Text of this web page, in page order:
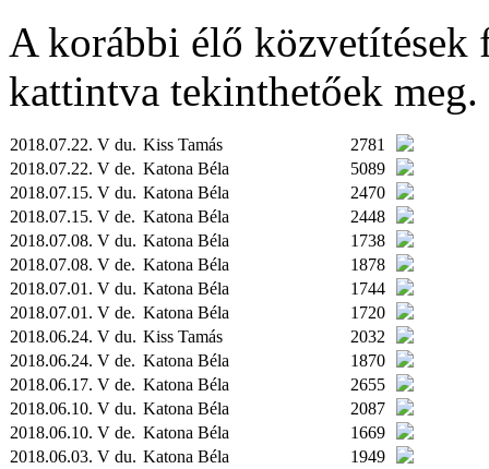
A korábbi élő közvetítések
kattintva tekinthetőek meg.
2018.07.22. V du. Kiss Tamás
2781
2018.07.22. V de. Katona Béla
5089
2018.07.15. V du. Katona Béla
2470
2018.07.15. V de. Katona Béla
2448
2018.07.08. V du. Katona Béla
1738
2018.07.08. V de. Katona Béla
1878
2018.07.01. V du. Katona Béla
1744
2018.07.01. V de. Katona Béla
1720
2018.06.24. V du. Kiss Tamás
2032
2018.06.24. V de. Katona Béla
1870
2018.06.17. V de. Katona Béla
2655
2018.06.10. V du. Katona Béla
2087
2018.06.10. V de. Katona Béla
1669
2018.06.03. V du. Katona Béla
1949